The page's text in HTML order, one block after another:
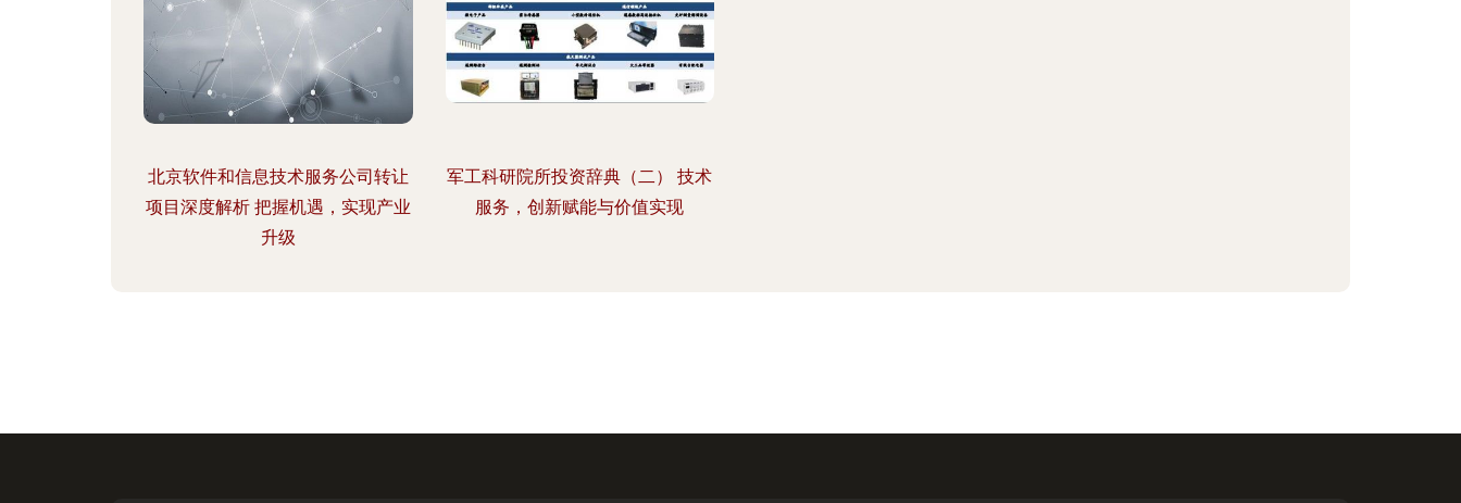
北京软件和信息技术服务公司转让
项目深度解析 把握机遇，实现产业
升级
军工科研院所投资辞典（二） 技术
服务，创新赋能与价值实现